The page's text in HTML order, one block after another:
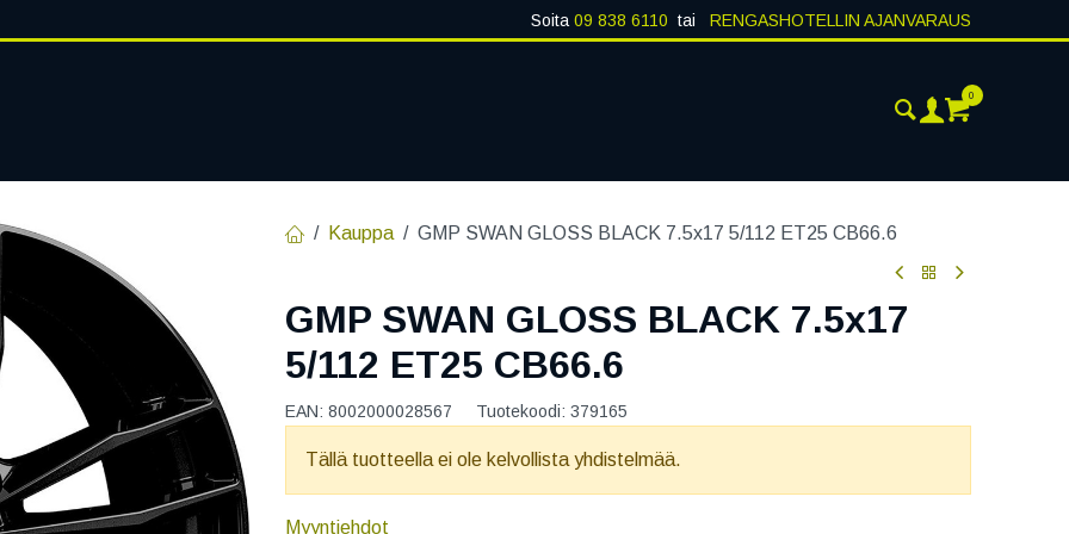
Soita 09 838 6110 tai RENGASHOTELLIN AJANVARAUS
0
Kauppa GMP SWAN GLOSS BLACK 7.5x17 5/112 ET25 CB66.6
GMP SWAN GLOSS BLACK 7.5x17
5/112 ET25 CB66.6
EAN: 8002000028567 Tuotekoodi: 379165
Tällä tuotteella ei ole kelvollista yhdistelmää.
Myyntiehdot